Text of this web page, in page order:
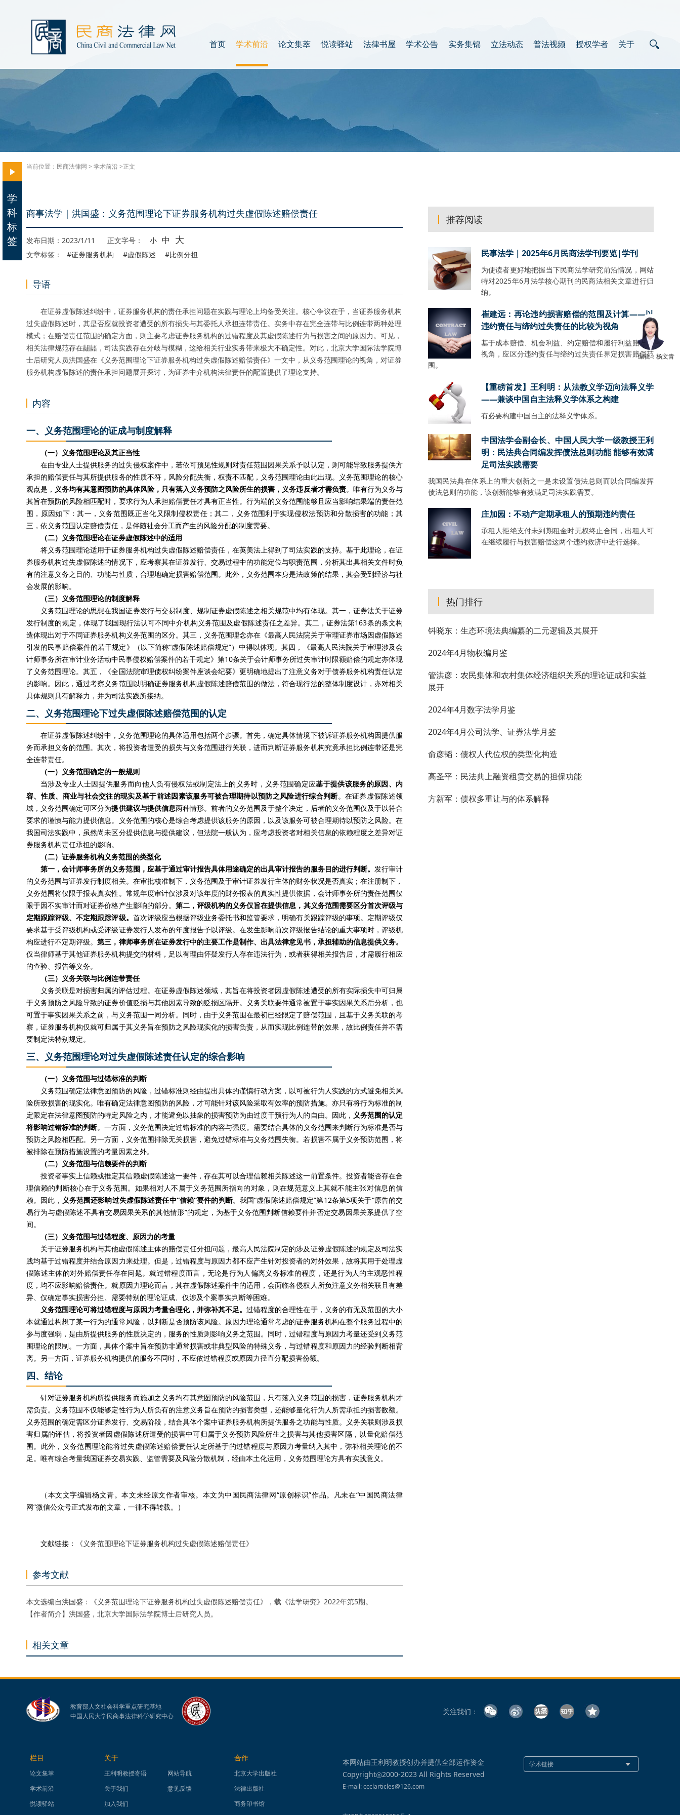
首页 学术前沿 论文集萃 悦读驿站 法律书屋 学术公告 实务集锦 立法动态 普法视频 授权学者 关于
当前位置： 民商法律网 > 学术前沿>正文
商事法学｜洪国盛：义务范围理论下证券服务机构过失虚假陈述赔偿责任
发布日期：2023/1/11 正文字号： 小 中 大
文章标签： #证券服务机构 #虚假陈述 #比例分担
导语
在证券虚假陈述纠纷中，证券服务机构的责任承担问题在实践与理论上均备受关注。核心争议在于，当证券服务机构
过失虚假陈述时，其是否应就投资者遭受的所有损失与其委托人承担连带责任。实务中存在完全连带与比例连带两种处理
模式；在赔偿责任范围的确定方面，则主要考虑证券服务机构的过错程度及其虚假陈述行为与损害之间的原因力。可见，
相关法律规范存在龃龉，司法实践存在分歧与模糊，这给相关行业实务带来极大不确定性。对此，北京大学国际法学院博
士后研究人员洪国盛在《义务范围理论下证券服务机构过失虚假陈述赔偿责任》一文中，从义务范围理论的视角，对证券
服务机构虚假陈述的责任承担问题展开探讨，为证券中介机构法律责任的配置提供了理论支持。
内容
一、义务范围理论的证成与制度解释
（一）义务范围理论及其正当性
在由专业人士提供服务的过失侵权案件中，若依可预见性规则对责任范围因果关系予以认定，则可能导致服务提供方
承担的赔偿责任与其所提供服务的性质不符，风险分配失衡，权责不匹配，义务范围理论由此出现。义务范围理论的核心
观点是， 义务均有其意图预防的具体风险，只有落入义务预防之风险所生的损害，义务违反者才需负责。唯有行为义务与
其旨在预防的风险相匹配时，要求行为人承担赔偿责任才具有正当性。行为端的义务范围能够且应当影响结果端的责任范
围，原因如下：其一，义务范围既正当化又限制侵权责任；其二，义务范围利于实现侵权法预防和分散损害的功能；其
三，依义务范围认定赔偿责任，是伴随社会分工而产生的风险分配的制度需要。
（二）义务范围理论在证券虚假陈述中的适用
将义务范围理论适用于证券服务机构过失虚假陈述赔偿责任，在英美法上得到了司法实践的支持。基于此理论，在证
券服务机构过失虚假陈述的情况下，应考察其在证券发行、交易过程中的功能定位与职责范围，分析其出具相关文件时负
有的注意义务之目的、功能与性质，合理地确定损害赔偿范围。此外，义务范围本身是法政策的结果，其会受到经济与社
会发展的影响。
（三）义务范围理论的制度解释
义务范围理论的思想在我国证券发行与交易制度、规制证券虚假陈述之相关规范中均有体现。其一，证券法关于证券
发行制度的规定，体现了我国现行法认可不同中介机构义务范围及虚假陈述责任之差异。其二，证券法第163条的条文构
造体现出对于不同证券服务机构义务范围的区分。其三，义务范围理念亦在《最高人民法院关于审理证券市场因虚假陈述
引发的民事赔偿案件的若干规定》（以下简称“虚假陈述赔偿规定”）中得以体现。其四，《最高人民法院关于审理涉及会
计师事务所在审计业务活动中民事侵权赔偿案件的若干规定》第10条关于会计师事务所过失审计时限额赔偿的规定亦体现
了义务范围理论。其五，《全国法院审理债权纠纷案件座谈会纪要》更明确地提出了注意义务对于债券服务机构责任认定
的影响。因此，通过考察义务范围以明确证券服务机构虚假陈述赔偿范围的做法，符合现行法的整体制度设计，亦对相关
具体规则具有解释力，并为司法实践所接纳。
二、义务范围理论下过失虚假陈述赔偿范围的认定
在证券虚假陈述纠纷中，义务范围理论的具体适用包括两个步骤。首先，确定具体情境下被诉证券服务机构因提供服
务而承担义务的范围。其次，将投资者遭受的损失与义务范围进行关联，进而判断证券服务机构究竟承担比例连带还是完
全连带责任。
（一）义务范围确定的一般规则
当涉及专业人士因提供服务而向他人负有侵权法或制定法上的义务时，义务范围确定应基于提供该服务的原因、内
容、性质、商业与社会交往的现实及基于前述因素该服务可被合理期待以预防之风险进行综合判断。在证券虚假陈述领
域，义务范围确定可区分为提供建议与提供信息两种情形。前者的义务范围及于整个决定，后者的义务范围仅及于以符合
要求的谨慎与能力提供信息。义务范围的核心是综合考虑提供该服务的原因，以及该服务可被合理期待以预防之风险。在
我国司法实践中，虽然尚未区分提供信息与提供建议，但法院一般认为，应考虑投资者对相关信息的依赖程度之差异对证
券服务机构责任承担的影响。
（二）证券服务机构义务范围的类型化
第一，会计师事务所的义务范围，应基于通过审计报告具体用途确定的出具审计报告的服务目的进行判断。 发行审计
的义务范围与证券发行制度相关。在审批核准制下，义务范围及于审计证券发行主体的财务状况是否真实；在注册制下，
义务范围将仅限于报表真实性。常规年度审计仅涉及对该年度的财务报表的真实性提供依据，会计师事务所的责任范围仅
限于因不实审计而对证券价格产生影响的部分。 第二，评级机构的义务仅旨在提供信息，其义务范围需要区分首次评级与
定期跟踪评级、不定期跟踪评级。 首次评级应当根据评级业务委托书和监管要求，明确有关跟踪评级的事项。定期评级仅
要求基于受评级机构或受评级证券发行人发布的年度报告予以评级。在发生影响前次评级报告结论的重大事项时，评级机
构应进行不定期评级。第三，律师事务所在证券发行中的主要工作是制作、出具法律意见书，承担辅助的信息提供义务。
仅当律师基于其他证券服务机构提交的材料，足以有理由怀疑发行人存在违法行为，或者获得相关报告后，才需履行相应
的查验、报告等义务。
（三）义务关联与比例连带责任
义务关联是对损害归属的评估过程。在证券虚假陈述领域，其旨在将投资者因虚假陈述遭受的所有实际损失中可归属
于义务预防之风险导致的证券价值贬损与其他因素导致的贬损区隔开。义务关联要件通常被置于事实因果关系后分析，也
可置于事实因果关系之前，与义务范围一同分析。同时，由于义务范围在最初已经限定了赔偿范围，且基于义务关联的考
察，证券服务机构仅就可归属于其义务旨在预防之风险现实化的损害负责，从而实现比例连带的效果，故比例责任并不需
要制定法特别规定。
三、义务范围理论对过失虚假陈述责任认定的综合影响
（一）义务范围与过错标准的判断
义务范围确定法律意图预防的风险，过错标准则经由提出具体的谨慎行动方案，以可被行为人实践的方式避免相关风
险所致损害的现实化。唯有确定法律意图预防的风险，才可能针对该风险采取有效率的预防措施。亦只有将行为标准的制
定限定在法律意图预防的特定风险之内，才能避免以抽象的损害预防为由过度干预行为人的自由。因此， 义务范围的认定
将影响过错标准的判断。一方面，义务范围决定过错标准的内容与强度。需要结合具体的义务范围来判断行为标准是否与
预防之风险相匹配。另一方面，义务范围排除无关损害，避免过错标准与义务范围失衡。若损害不属于义务预防范围，将
被排除在预防措施设置的考量因素之外。
（二）义务范围与信赖要件的判断
投资者事实上信赖或推定其信赖虚假陈述这一要件，存在其可以合理信赖相关陈述这一前置条件。投资者能否存在合
理信赖的判断核心在于义务范围。如果相对人不属于义务范围所指向的对象，则在规范意义上其就不能主张对信息的信
赖。因此， 义务范围还影响过失虚假陈述责任中“信赖”要件的判断。我国“虚假陈述赔偿规定”第12条第5项关于“原告的交
易行为与虚假陈述不具有交易因果关系的其他情形”的规定，为基于义务范围判断信赖要件并否定交易因果关系提供了空
间。
（三）义务范围与过错程度、原因力的考量
关于证券服务机构与其他虚假陈述主体的赔偿责任分担问题，最高人民法院制定的涉及证券虚假陈述的规定及司法实
践均基于过错程度并结合原因力来处理。但是，过错程度与原因力都不应产生针对投资者的对外效果，故将其用于处理虚
假陈述主体的对外赔偿责任存在问题。就过错程度而言，无论是行为人偏离义务标准的程度，还是行为人的主观恶性程
度，均不应影响赔偿责任。就原因力理论而言，其在虚假陈述案件中的适用，会面临各侵权人所负注意义务相关联且有差
异、仅确定事实损害分担、需要特别的理论证成、仅涉及个案事实判断等困难。
义务范围理论可将过错程度与原因力考量合理化，并弥补其不足。过错程度的合理性在于，义务的有无及范围的大小
本就通过构想了某一行为的通常风险，以判断是否预防该风险。原因力理论通常考虑的证券服务机构在整个服务过程中的
参与度强弱，是由所提供服务的性质决定的，服务的性质则影响义务之范围。同时，过错程度与原因力考量还受到义务范
围理论的限制。一方面，具体个案中旨在预防非通常损害或非典型风险的特殊义务，与过错程度和原因力的经验判断相背
离。另一方面，证券服务机构提供的服务不同时，不应依过错程度或原因力径直分配损害份额。
四、结论
针对证券服务机构所提供服务而施加之义务均有其意图预防的风险范围，只有落入义务范围的损害，证券服务机构才
需负责。义务范围不仅能够定性行为人所负有的注意义务旨在预防的损害类型，还能够量化行为人所需承担的损害数额。
义务范围的确定需区分证券发行、交易阶段，结合具体个案中证券服务机构所提供服务之功能与性质。义务关联则涉及损
害归属的评估，将投资者因虚假陈述所遭受的损害中可归属于义务预防风险所生之损害与其他损害区隔，以量化赔偿范
围。此外，义务范围理论能将过失虚假陈述赔偿责任认定所基于的过错程度与原因力考量纳入其中，弥补相关理论的不
足。唯有综合考量我国证券交易实践、监管需要及风险分散机制，经由本土化运用，义务范围理论方具有实践意义。
（本文文字编辑杨文青。本文未经原文作者审核。本文为中国民商法律网“原创标识”作品。凡未在“中国民商法律
网”微信公众号正式发布的文章，一律不得转载。）
文献链接： 《义务范围理论下证券服务机构过失虚假陈述赔偿责任》
参考文献
本文选编自洪国盛：《义务范围理论下证券服务机构过失虚假陈述赔偿责任》，载《法学研究》2022年第5期。
【作者简介】洪国盛，北京大学国际法学院博士后研究人员。
相关文章
推荐阅读
民事法学｜2025年6月民商法学刊要览|学刊
为使读者更好地把握当下民商法学研究前沿情况，网站
特对2025年6月法学核心期刊的民商法相关文章进行归
纳。
崔建远：再论违约损害赔偿的范围及计算——以
违约责任与缔约过失责任的比较为视角
基于成本赔偿、机会利益、约定赔偿和履行利益赔偿的
视角，应区分违约责任与缔约过失责任界定损害赔偿范
围。
【重磅首发】王利明：从法教义学迈向法释义学
——兼谈中国自主法释义学体系之构建
有必要构建中国自主的法释义学体系。
中国法学会副会长、中国人民大学一级教授王利
明：民法典合同编发挥债法总则功能 能够有效满
足司法实践需要
我国民法典在体系上的重大创新之一是未设置债法总则而以合同编发挥
债法总则的功能，该创新能够有效满足司法实践需要。
庄加园：不动产定期承租人的预期违约责任
承租人拒绝支付未到期租金时无权终止合同，出租人可
在继续履行与损害赔偿这两个违约救济中进行选择。
热门排行
钭晓东：生态环境法典编纂的二元逻辑及其展开
2024年4月物权编月鉴
管洪彦：农民集体和农村集体经济组织关系的理论证成和实益
展开
2024年4月数字法学月鉴
2024年4月公司法学、证券法学月鉴
俞彦韬：债权人代位权的类型化构造
高圣平：民法典上融资租赁交易的担保功能
方新军：债权多重让与的体系解释
编辑：杨文青
教育部人文社会科学重点研究基地
中国人民大学民商事法律科学研究中心
栏目
论文集萃
学术前沿
悦读驿站
关于
王利明教授寄语
关于我们
加入我们
网站导航
意见反馈
合作
北京大学出版社
法律出版社
商务印书馆
关注我们：
本网站由王利明教授创办并提供全部运作资金
Copyright◎2000-2023 All Rights Reserved
E-mail: ccclarticles@126.com
学
科
标
签